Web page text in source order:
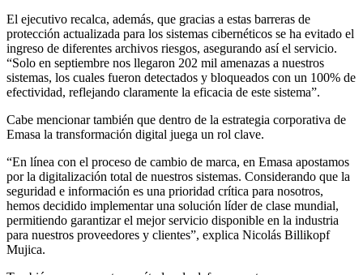
El ejecutivo recalca, además, que gracias a estas barreras de
protección actualizada para los sistemas cibernéticos se ha evitado el
ingreso de diferentes archivos riesgos, asegurando así el servicio.
“Solo en septiembre nos llegaron 202 mil amenazas a nuestros
sistemas, los cuales fueron detectados y bloqueados con un 100% de
efectividad, reflejando claramente la eficacia de este sistema”.
Cabe mencionar también que dentro de la estrategia corporativa de
Emasa la transformación digital juega un rol clave.
“En línea con el proceso de cambio de marca, en Emasa apostamos
por la digitalización total de nuestros sistemas. Considerando que la
seguridad e información es una prioridad crítica para nosotros,
hemos decidido implementar una solución líder de clase mundial,
permitiendo garantizar el mejor servicio disponible en la industria
para nuestros proveedores y clientes”, explica Nicolás Billikopf
Mujica.